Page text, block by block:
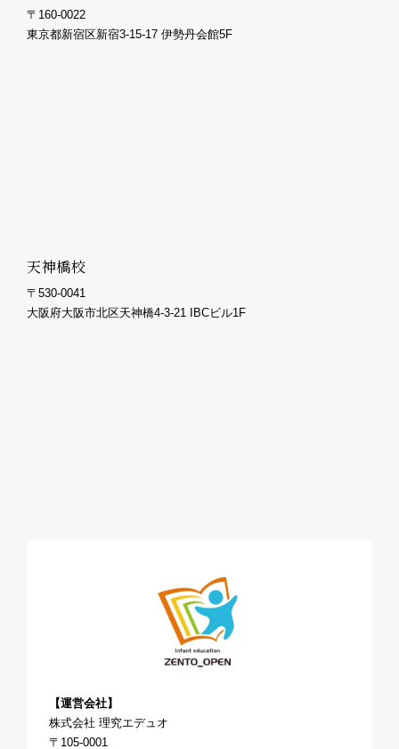
〒160-0022
東京都新宿区新宿3-15-17 伊勢丹会館5F
天神橋校
〒530-0041
大阪府大阪市北区天神橋4-3-21 IBCビル1F
【運営会社】
株式会社 理究エデュオ
〒105-0001